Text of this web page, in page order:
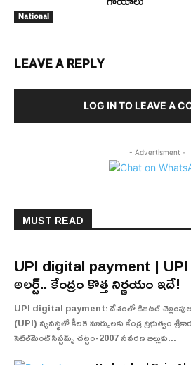
National
LEAVE A REPLY
LOG IN TO LEAVE A
- Advertisment -
MUST READ
UPI digital payment |
అలర్ట్.. కేంద్రం కొత్త నిర్ణయం ఇదే!
UPI digital payment: దేశంలో డిజిటల్
(UPI) వ్యవస్థలో కీలక మార్పులకు కేంద్ర ప్రభుత్వం
సెటిల్‌మెంట్ సిస్టమ్స్ చట్టం-2007 సవరణ బిల్లుకు...